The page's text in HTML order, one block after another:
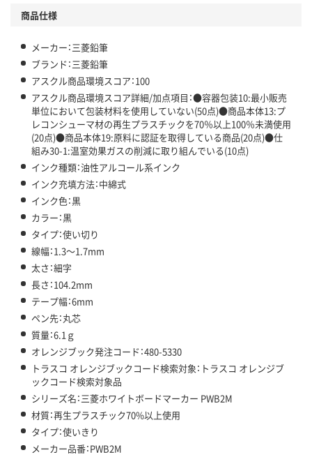
商品仕様
メーカー：三菱鉛筆
ブランド：三菱鉛筆
アスクル商品環境スコア：100
アスクル商品環境スコア詳細/加点項目：●容器包装10:最小販売
単位において包装材料を使用していない(50点)●商品本体13:プ
レコンシューマ材の再生プラスチックを70％以上100％未満使用
(20点)●商品本体19:原料に認証を取得している商品(20点)●仕
組み30-1:温室効果ガスの削減に取り組んでいる(10点)
インク種類：油性アルコール系インク
インク充填方法：中綿式
インク色：黒
カラー：黒
タイプ：使い切り
線幅：1.3～1.7mm
太さ：細字
長さ：104.2mm
テープ幅：6mm
ペン先：丸芯
質量：6.1ｇ
オレンジブック発注コード：480-5330
トラスコ オレンジブックコード検索対象：トラスコ オレンジブ
ックコード検索対象品
シリーズ名：三菱ホワイトボードマーカー PWB2M
材質：再生プラスチック70%以上使用
タイプ：使いきり
メーカー品番：PWB2M